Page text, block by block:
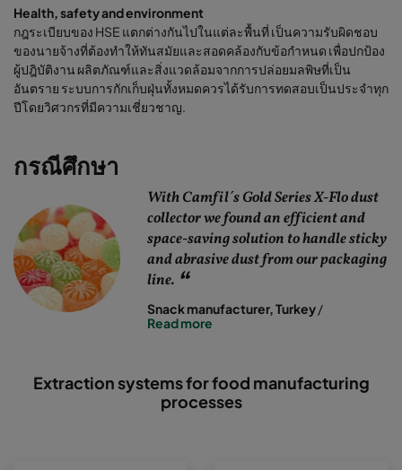
Health, safety and environment
กฎระเบียบของ HSE แตกต่างกันไปในแต่ละพื้นที่ เป็นความรับผิดชอบ
ของนายจ้างที่ต้องทำให้ทันสมัยและสอดคล้องกับข้อกำหนด เพื่อปกป้อง
ผู้ปฎิบัติงาน ผลิตภัณฑ์และสิ่งแวดล้อมจากการปล่อยมลพิษที่เป็น
อันตราย ระบบการกักเก็บฝุ่นทั้งหมดควรได้รับการทดสอบเป็นประจำทุก
ปีโดยวิศวกรที่มีความเชี่ยวชาญ.
กรณีศึกษา
With Camfil´s Gold Series X-Flo dust
collector we found an efficient and
space-saving solution to handle sticky
and abrasive dust from our packaging
line.
Snack manufacturer, Turkey/
Read more
Extraction systems for food manufacturing
processes